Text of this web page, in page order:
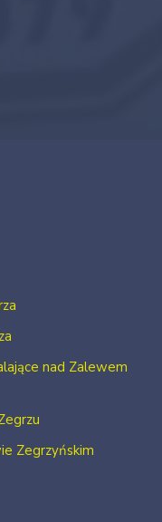
nad Zalewem
Zegrzyńskim